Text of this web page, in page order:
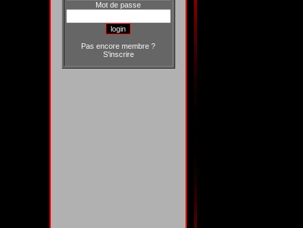
Mot de passe
Pas encore membre ?
S'inscrire